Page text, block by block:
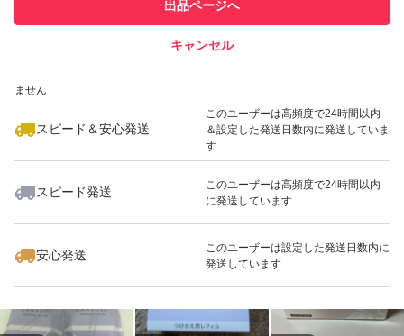
での取引実績があります
ません
スピード＆安心発送
このユーザーは高頻度で24時間以内
＆設定した発送日数内に発送していま
す
スピード発送
このユーザーは高頻度で24時間以内
に発送しています
安心発送
このユーザーは設定した発送日数内に
発送しています
出品ページへ
キャンセル
いいね！
1,888